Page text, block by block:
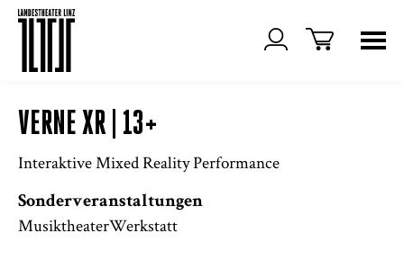
VERNE XR | 13+
Interaktive Mixed Reality Performance
Sonderveranstaltungen
MusiktheaterWerkstatt